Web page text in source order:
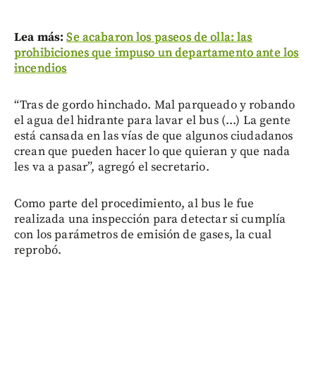
Lea más:Se acabaron los paseos de olla: las
prohibiciones que impuso un departamento ante los
incendios
“Tras de gordo hinchado. Mal parqueado y robando
el agua del hidrante para lavar el bus (...) La gente
está cansada en las vías de que algunos ciudadanos
crean que pueden hacer lo que quieran y que nada
les va a pasar”, agregó el secretario.
Como parte del procedimiento, al bus le fue
realizada una inspección para detectar si cumplía
con los parámetros de emisión de gases, la cual
reprobó.